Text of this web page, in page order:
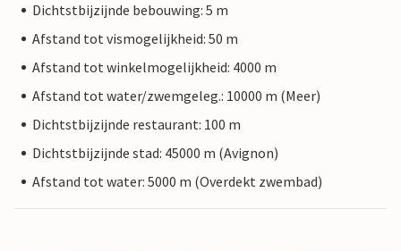
Dichtstbijzijnde bebouwing: 5 m
Afstand tot vismogelijkheid: 50 m
Afstand tot winkelmogelijkheid: 4000 m
Afstand tot water/zwemgeleg.: 10000 m (Meer)
Dichtstbijzijnde restaurant: 100 m
Dichtstbijzijnde stad: 45000 m (Avignon)
Afstand tot water: 5000 m (Overdekt zwembad)